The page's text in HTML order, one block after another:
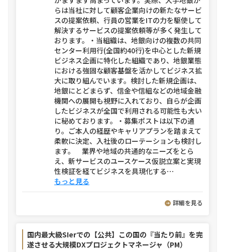
らは当社に対して顧客企業向けの新たなサービ
スの提案依頼、行員の営業をITの力を駆使して
解決するサービスの提案依頼等が多く発生して
おります。・当組織は、地銀向けの複数の共同
センター利用行(全国約40行)を中心とした新規
ビジネス企画に特化した組織であり、地銀業態
における強固な顧客基盤を活かしてビジネス拡
大に取り組んでいます。検討した新規企画は、
地銀にとどまらず、信金や信組などの地域金融
機関への展開も視野に入れており、自らが企画
したビジネスが全国で利用される可能性も大い
に秘めております。・募集ポストは以下の通
り。ご本人の経歴やキャリアプランを踏まえて
柔軟に決定、入社後のローテーションも検討し
ます。 業界や地域の共通的なニーズをとら
え、新サービスのユースケース仮説立案と実現
性検証を経てビジネスを具現化する⋯
もっと見る
詳細を見る
国内最大級SIerでの【公共】この国の『当たり前』を完
遂させる大規模DXプロジェクトマネージャ（PM）